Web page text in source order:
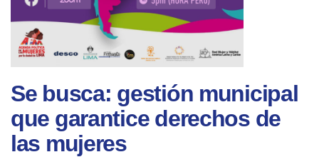
Se busca: gestión municipal
que garantice derechos de
las mujeres